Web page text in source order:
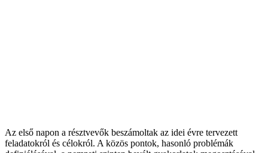
Az első napon a résztvevők beszámoltak az idei évre tervezett
feladatokról és célokról. A közös pontok, hasonló problémák